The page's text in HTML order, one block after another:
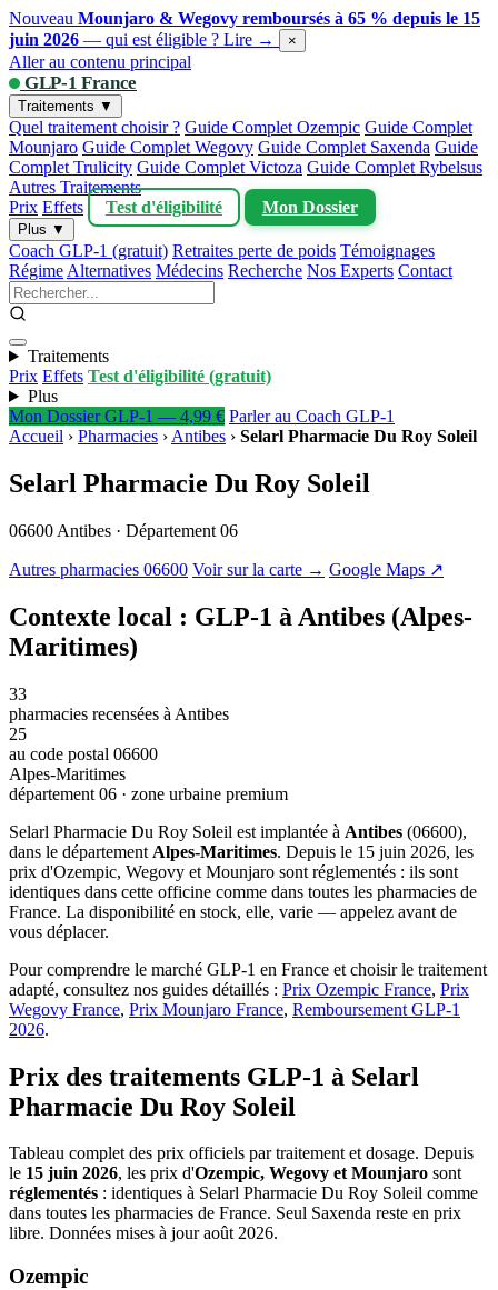
Nouveau Mounjaro & Wegovy remboursés à 65 % depuis le 15
juin 2026 — qui est éligible ? Lire → ×
Aller au contenu principal
GLP-1 France
Traitements ▼
Quel traitement choisir ? Guide Complet Ozempic Guide Complet
Mounjaro Guide Complet Wegovy Guide Complet Saxenda Guide
Complet Trulicity Guide Complet Victoza Guide Complet Rybelsus
Autres Traitements
Prix Effets Test d'éligibilité Mon Dossier
Plus ▼
Coach GLP-1 (gratuit) Retraites perte de poids Témoignages
Régime Alternatives Médecins Recherche Nos Experts Contact
Traitements
Prix Effets Test d'éligibilité (gratuit)
Plus
Mon Dossier GLP-1 — 4,99 € Parler au Coach GLP-1
Accueil › Pharmacies › Antibes › Selarl Pharmacie Du Roy Soleil
Selarl Pharmacie Du Roy Soleil
06600 Antibes · Département 06
Autres pharmacies 06600 Voir sur la carte → Google Maps ↗
Contexte local : GLP-1 à Antibes (Alpes-
Maritimes)
33
pharmacies recensées à Antibes
25
au code postal 06600
Alpes-Maritimes
département 06 · zone urbaine premium
Selarl Pharmacie Du Roy Soleil est implantée à Antibes (06600),
dans le département Alpes-Maritimes. Depuis le 15 juin 2026, les
prix d'Ozempic, Wegovy et Mounjaro sont réglementés : ils sont
identiques dans cette officine comme dans toutes les pharmacies de
France. La disponibilité en stock, elle, varie — appelez avant de
vous déplacer.
Pour comprendre le marché GLP-1 en France et choisir le traitement
adapté, consultez nos guides détaillés : Prix Ozempic France, Prix
Wegovy France, Prix Mounjaro France, Remboursement GLP-1
2026.
Prix des traitements GLP-1 à Selarl
Pharmacie Du Roy Soleil
Tableau complet des prix officiels par traitement et dosage. Depuis
le 15 juin 2026, les prix d'Ozempic, Wegovy et Mounjaro sont
réglementés : identiques à Selarl Pharmacie Du Roy Soleil comme
dans toutes les pharmacies de France. Seul Saxenda reste en prix
libre. Données mises à jour août 2026.
Ozempic